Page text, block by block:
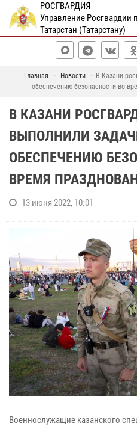
РОСГВАРДИЯ
Управление Росгвардии
Татарстан (Татарстану)
Главная Новости
В Казани
обеспечению безопасности во
В КАЗАНИ
ВЫПОЛНИЛИ
ОБЕСПЕЧЕНИЮ
ВРЕМЯ
13 июня 2022, 10:01
Военнослужащие казанского